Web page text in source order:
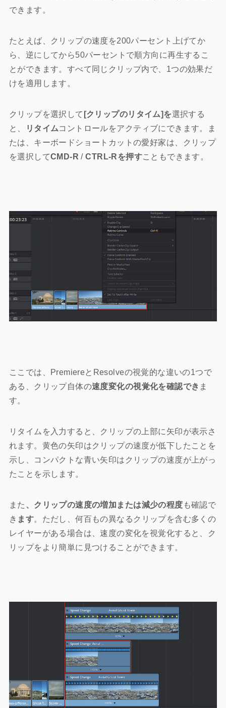
できます。
たとえば、クリップの速度を200パーセント上げてか
ら、逆にしてから50パーセントで順方向に再生するこ
とができます。すべて同じクリップ内で、1つの効果だ
けを適用します。
クリップを選択して [クリップのリタイム]を選択する
と、
リタイムコントロールをアクティブにできます。ま
たは、キーボードショートカットの愛好家は、クリップ
を選択してCMD-R /CTRL-Rを押すこともできます。
ここでは、PremiereとResolveの視覚的な違いの1つで
ある、クリップ自体の速度変化の視覚化を確認でき ま
す。
リタイムを入力すると、クリップの上部に矢印が表示さ
れます。黄色の矢印はクリップの速度が低下したことを
示し、コンパクトな青い矢印はクリップの速度が上がっ
たことを示します。
また 、クリップの速度の増加または減少の程度 も確認で
き ます。ただし、何百もの異なるクリップを含む多くの
レイヤーがある場合は、速度の変化を視覚化すると、ク
リップをより簡単に見つけることができます。